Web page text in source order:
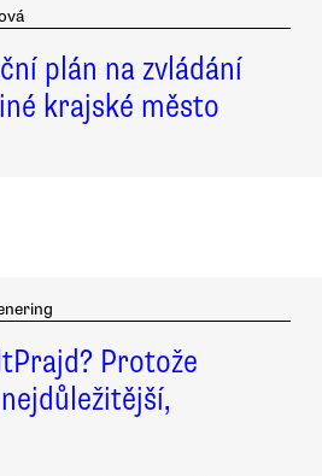
plán na zvládání
krajské město
Protože